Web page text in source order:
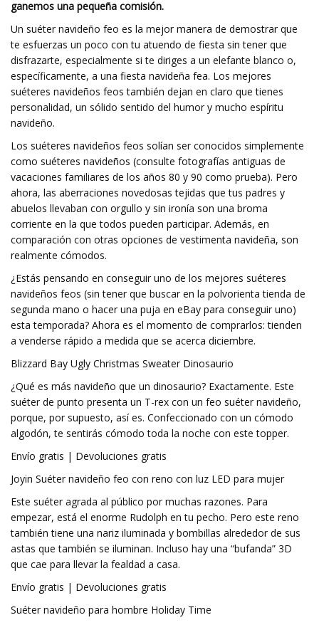
ganemos una pequeña comisión.
Un suéter navideño feo es la mejor manera de demostrar que
te esfuerzas un poco con tu atuendo de fiesta sin tener que
disfrazarte, especialmente si te diriges a un elefante blanco o,
específicamente, a una fiesta navideña fea. Los mejores
suéteres navideños feos también dejan en claro que tienes
personalidad, un sólido sentido del humor y mucho espíritu
navideño.
Los suéteres navideños feos solían ser conocidos simplemente
como suéteres navideños (consulte fotografías antiguas de
vacaciones familiares de los años 80 y 90 como prueba). Pero
ahora, las aberraciones novedosas tejidas que tus padres y
abuelos llevaban con orgullo y sin ironía son una broma
corriente en la que todos pueden participar. Además, en
comparación con otras opciones de vestimenta navideña, son
realmente cómodos.
¿Estás pensando en conseguir uno de los mejores suéteres
navideños feos (sin tener que buscar en la polvorienta tienda de
segunda mano o hacer una puja en eBay para conseguir uno)
esta temporada? Ahora es el momento de comprarlos: tienden
a venderse rápido a medida que se acerca diciembre.
Blizzard Bay Ugly Christmas Sweater Dinosaurio
¿Qué es más navideño que un dinosaurio? Exactamente. Este
suéter de punto presenta un T-rex con un feo suéter navideño,
porque, por supuesto, así es. Confeccionado con un cómodo
algodón, te sentirás cómodo toda la noche con este topper.
Envío gratis | Devoluciones gratis
Joyin Suéter navideño feo con reno con luz LED para mujer
Este suéter agrada al público por muchas razones. Para
empezar, está el enorme Rudolph en tu pecho. Pero este reno
también tiene una nariz iluminada y bombillas alrededor de sus
astas que también se iluminan. Incluso hay una “bufanda” 3D
que cae para llevar la fealdad a casa.
Envío gratis | Devoluciones gratis
Suéter navideño para hombre Holiday Time